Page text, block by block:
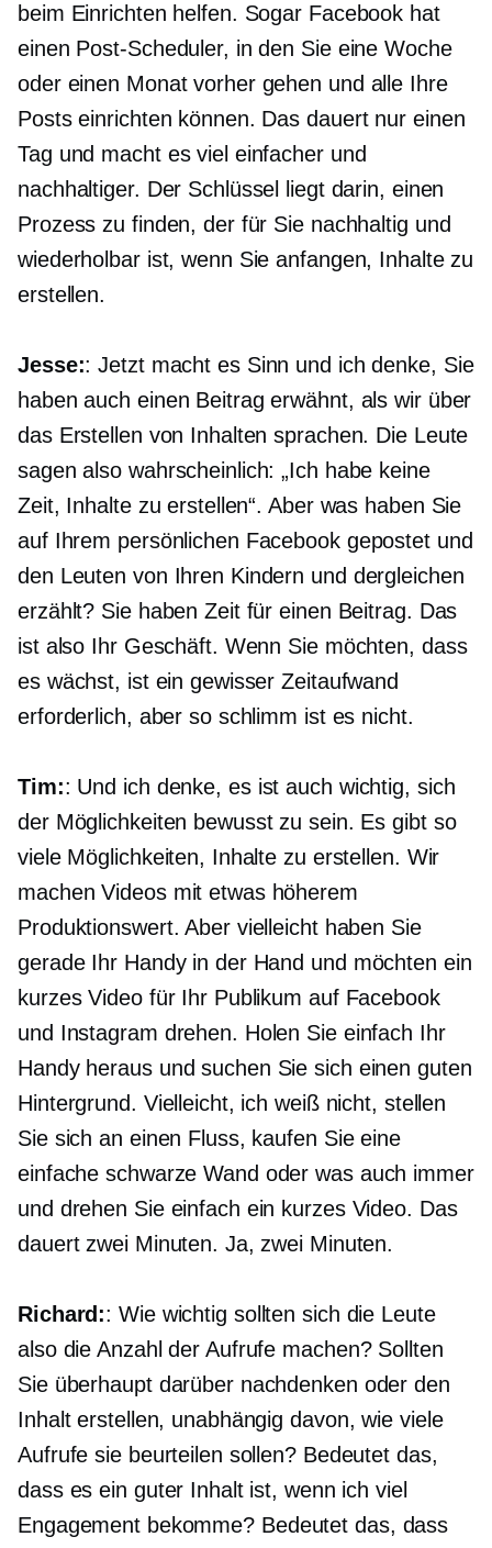
beim Einrichten helfen. Sogar Facebook hat
einen Post-Scheduler, in den Sie eine Woche
oder einen Monat vorher gehen und alle Ihre
Posts einrichten können. Das dauert nur einen
Tag und macht es viel einfacher und
nachhaltiger. Der Schlüssel liegt darin, einen
Prozess zu finden, der für Sie nachhaltig und
wiederholbar ist, wenn Sie anfangen, Inhalte zu
erstellen.
Jesse:: Jetzt macht es Sinn und ich denke, Sie
haben auch einen Beitrag erwähnt, als wir über
das Erstellen von Inhalten sprachen. Die Leute
sagen also wahrscheinlich: „Ich habe keine
Zeit, Inhalte zu erstellen“. Aber was haben Sie
auf Ihrem persönlichen Facebook gepostet und
den Leuten von Ihren Kindern und dergleichen
erzählt? Sie haben Zeit für einen Beitrag. Das
ist also Ihr Geschäft. Wenn Sie möchten, dass
es wächst, ist ein gewisser Zeitaufwand
erforderlich, aber so schlimm ist es nicht.
Tim:: Und ich denke, es ist auch wichtig, sich
der Möglichkeiten bewusst zu sein. Es gibt so
viele Möglichkeiten, Inhalte zu erstellen. Wir
machen Videos mit etwas höherem
Produktionswert. Aber vielleicht haben Sie
gerade Ihr Handy in der Hand und möchten ein
kurzes Video für Ihr Publikum auf Facebook
und Instagram drehen. Holen Sie einfach Ihr
Handy heraus und suchen Sie sich einen guten
Hintergrund. Vielleicht, ich weiß nicht, stellen
Sie sich an einen Fluss, kaufen Sie eine
einfache schwarze Wand oder was auch immer
und drehen Sie einfach ein kurzes Video. Das
dauert zwei Minuten. Ja, zwei Minuten.
Richard:: Wie wichtig sollten sich die Leute
also die Anzahl der Aufrufe machen? Sollten
Sie überhaupt darüber nachdenken oder den
Inhalt erstellen, unabhängig davon, wie viele
Aufrufe sie beurteilen sollen? Bedeutet das,
dass es ein guter Inhalt ist, wenn ich viel
Engagement bekomme? Bedeutet das, dass